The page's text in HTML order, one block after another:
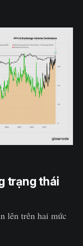
trạng thái
lên trên hai mức